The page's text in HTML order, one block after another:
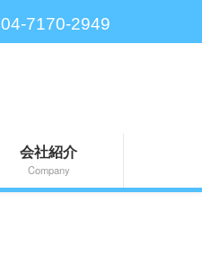
04-7170-2949
会社紹介
Company